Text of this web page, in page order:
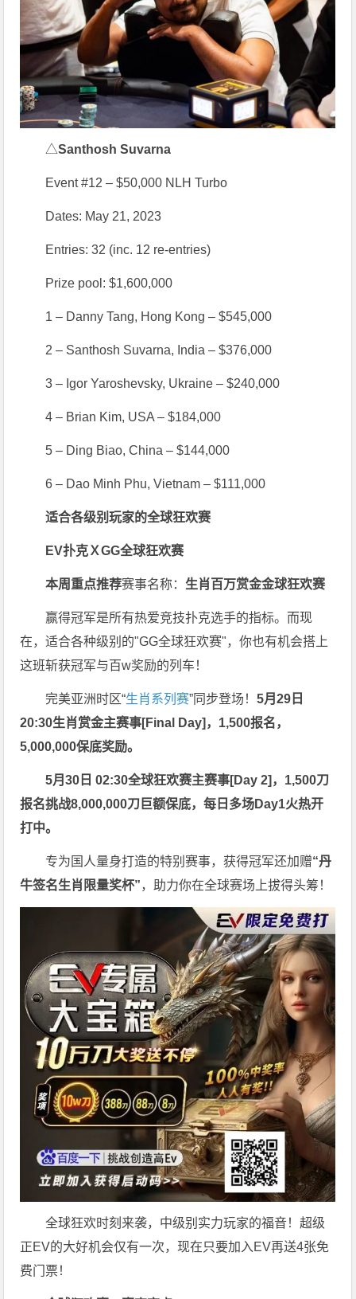
△Santhosh Suvarna
Event #12 – $50,000 NLH Turbo
Dates: May 21, 2023
Entries: 32 (inc. 12 re-entries)
Prize pool: $1,600,000
1 – Danny Tang, Hong Kong – $545,000
2 – Santhosh Suvarna, India – $376,000
3 – Igor Yaroshevsky, Ukraine – $240,000
4 – Brian Kim, USA – $184,000
5 – Ding Biao, China – $144,000
6 – Dao Minh Phu, Vietnam – $111,000
适合各级别玩家的全球狂欢赛
EV扑克ＸGG全球狂欢赛
本周重点推荐赛事名称： 生肖百万赏金金球狂欢赛
赢得冠军是所有热爱竞技扑克选手的指标。而现
在，适合各种级别的"GG全球狂欢赛"，你也有机会搭上
这班斩获冠军与百w奖励的列车！
完美亚洲时区“生肖系列赛”同步登场！5月29日
20:30生肖赏金主赛事[Final Day] ，1,500报名，
5,000,000保底奖励。
5月30日 02:30全球狂欢赛主赛事[Day 2] ，1,500刀
报名挑战8,000,000刀 巨额保底，每日多场Day1火热开
打中。
专为国人量身打造的特别赛事，获得冠军还加赠“丹
牛签名生肖限量奖杯”，助力你在全球赛场上拔得头筹！
全球狂欢时刻来袭，中级别实力玩家的福音！超级
正EV的大好机会仅有一次，现在只要加入EV再送4张免
费门票！